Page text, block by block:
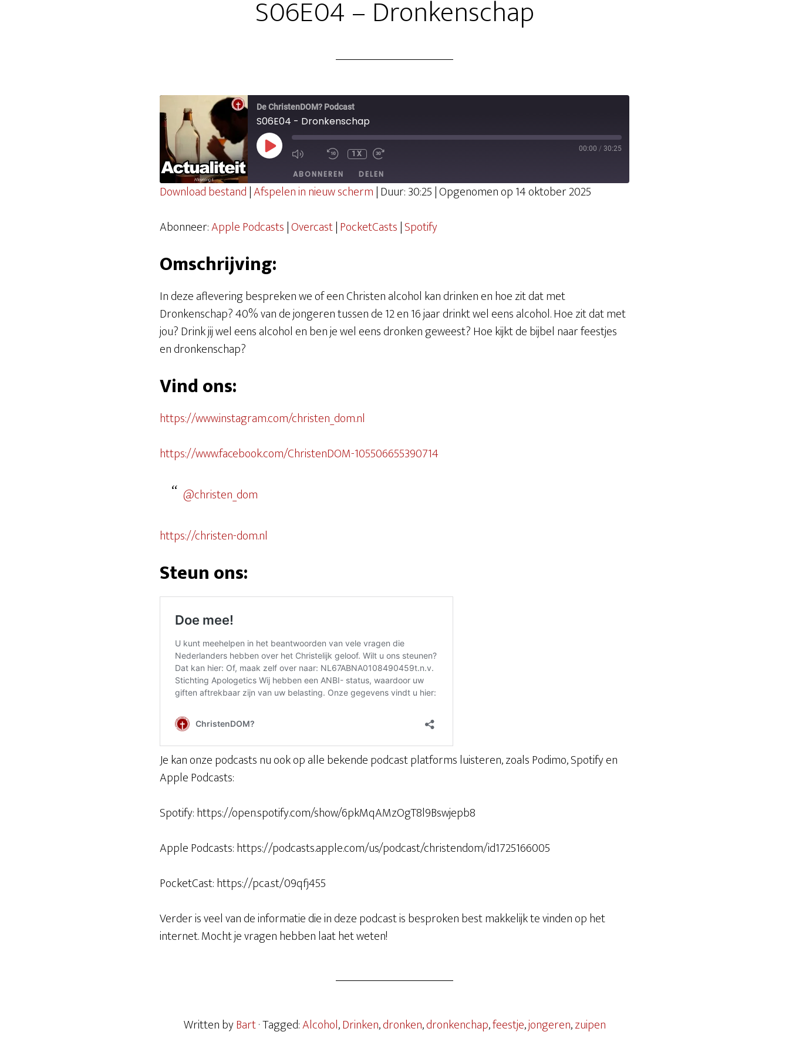
S06E04 – Dronkenschap
De ChristenDOM? Podcast
S06E04 - Dronkenschap
PLAY
EPISODE
1X
00:00 / 30:25
ABONNEREN DELEN
Spotify
RSS FEED
Download bestand|Afspelen in nieuw scherm|Duur: 30:25|Opgenomen op 14 oktober 2025
Abonneer:Apple Podcasts|Overcast|PocketCasts|Spotify
Omschrijving:
In deze aflevering bespreken we of een Christen alcohol kan drinken en hoe zit dat met
Dronkenschap? 40% van de jongeren tussen de 12 en 16 jaar drinkt wel eens alcohol. Hoe zit dat met
jou? Drink jij wel eens alcohol en ben je wel eens dronken geweest? Hoe kijkt de bijbel naar feestjes
en dronkenschap?
Vind ons:
https://www.instagram.com/christen_dom.nl
https://www.facebook.com/ChristenDOM-105506655390714
@christen_dom
https://christen-dom.nl
Steun ons:
Je kan onze podcasts nu ook op alle bekende podcast platforms luisteren, zoals Podimo, Spotify en
Apple Podcasts:
Spotify: https://open.spotify.com/show/6pkMqAMzOgT8l9Bswjepb8
Apple Podcasts: https://podcasts.apple.com/us/podcast/christendom/id1725166005
PocketCast: https://pca.st/09qfj455
Verder is veel van de informatie die in deze podcast is besproken best makkelijk te vinden op het
internet. Mocht je vragen hebben laat het weten!
Written byBart· Tagged:Alcohol,Drinken,dronken,dronkenchap,feestje,jongeren,zuipen